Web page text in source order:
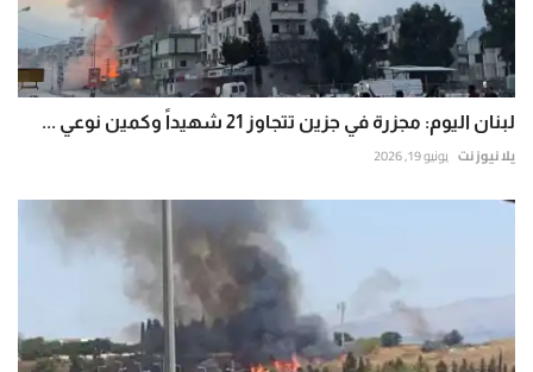
لبنان اليوم: مجزرة في جزين تتجاوز 21 شهيداً وكمين نوعي ...
يلا نيوز نت يونيو 19, 2026